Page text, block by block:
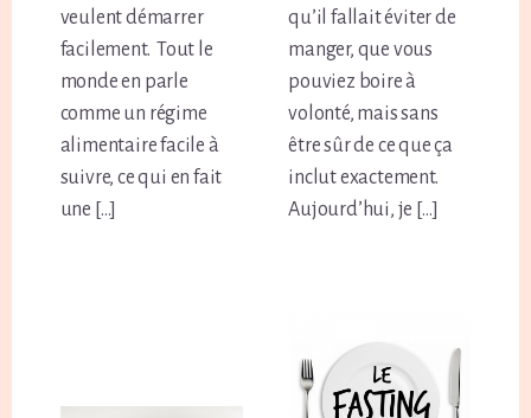
veulent démarrer
facilement. Tout le
monde en parle
comme un régime
alimentaire facile à
suivre, ce qui en fait
une […]
qu’il fallait éviter de
manger, que vous
pouviez boire à
volonté, mais sans
être sûr de ce que ça
inclut exactement.
Aujourd’hui, je […]